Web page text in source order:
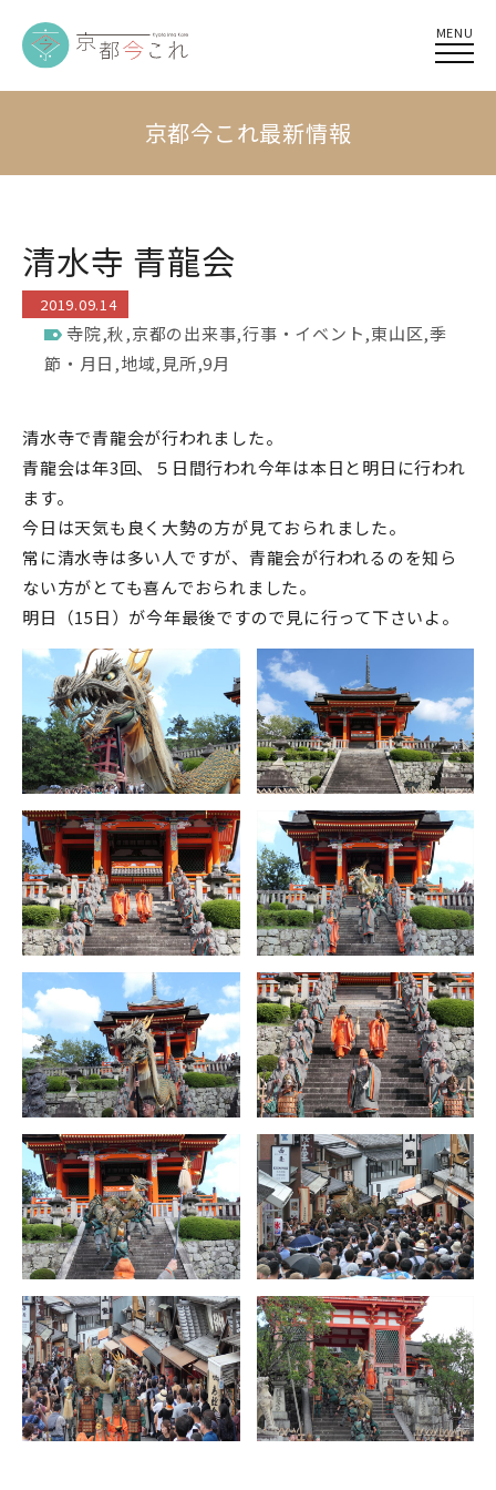
MENU
京都今これ最新情報
清水寺 青龍会
2019.09.14
寺院,秋,京都の出来事,行事・イベント,東山区,季
節・月日 ,地域,見所,9月
清水寺で青龍会が行われました。
青龍会は年3回、５日間行われ今年は本日と明日に行われ
ます。
今日は天気も良く大勢の方が見ておられました。
常に清水寺は多い人ですが、青龍会が行われるのを知ら
ない方がとても喜んでおられました。
明日（15日）が今年最後ですので見に行って下さいよ。